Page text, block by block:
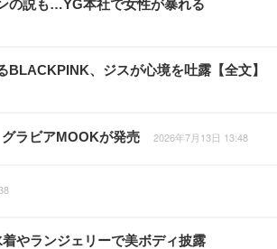
の説も…YG本社で女性が暴れる
BLACKPINK、ジスが心境を吐露【全文】
ラビアMOOKが発売 2026年7月13日 13:48
やランジェリーで美ボディ披露